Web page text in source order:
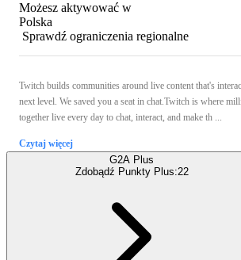
Możesz aktywować w
Polska
Sprawdź ograniczenia regionalne
Twitch builds communities around live content that's
next level. We saved you a seat in chat.Twitch is where
together live every day to chat, interact, and make th ...
Czytaj więcej
G2A Plus
Zdobądź Punkty Plus:22